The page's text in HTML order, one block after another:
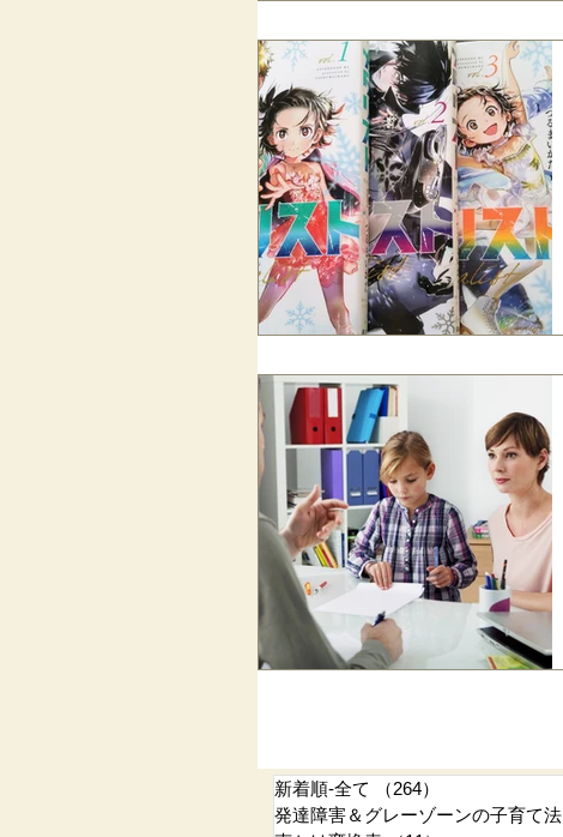
新着順-全て （264）
発達障害＆グレーゾーンの子育て法